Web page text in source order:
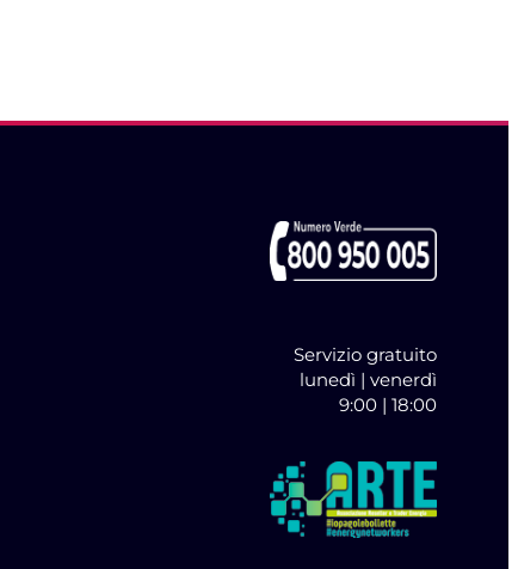
Servizio gratuito
lunedì | venerdì
9:00 | 18:00